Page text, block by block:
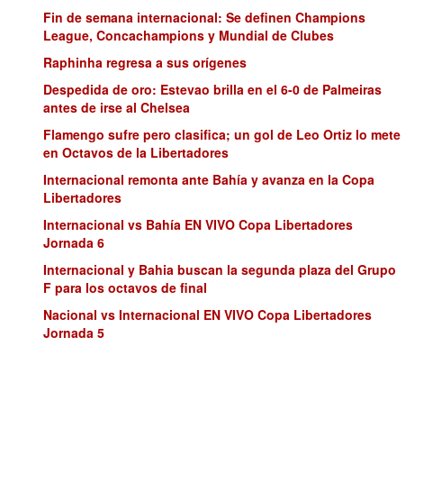
Fin de semana internacional: Se definen Champions
League, Concachampions y Mundial de Clubes
Raphinha regresa a sus orígenes
Despedida de oro: Estevao brilla en el 6-0 de Palmeiras
antes de irse al Chelsea
Flamengo sufre pero clasifica; un gol de Leo Ortiz lo mete
en Octavos de la Libertadores
Internacional remonta ante Bahía y avanza en la Copa
Libertadores
Internacional vs Bahía EN VIVO Copa Libertadores
Jornada 6
Internacional y Bahia buscan la segunda plaza del Grupo
F para los octavos de final
Nacional vs Internacional EN VIVO Copa Libertadores
Jornada 5